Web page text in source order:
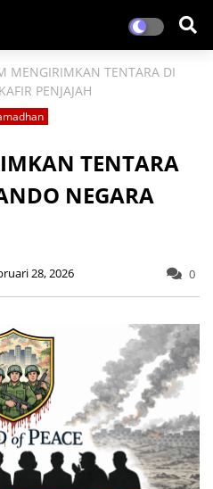
MENGIRIMKAN TENTARA DI
PENJAJAH
TENTARA
NEGARA
28, 2026 0